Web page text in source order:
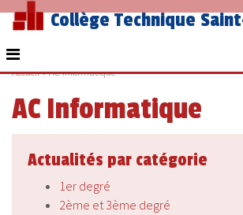
Collège Technique
Accueil»AC Informatique
AC Informatique
Actualités par catégorie
1er degré
2ème et 3ème degré